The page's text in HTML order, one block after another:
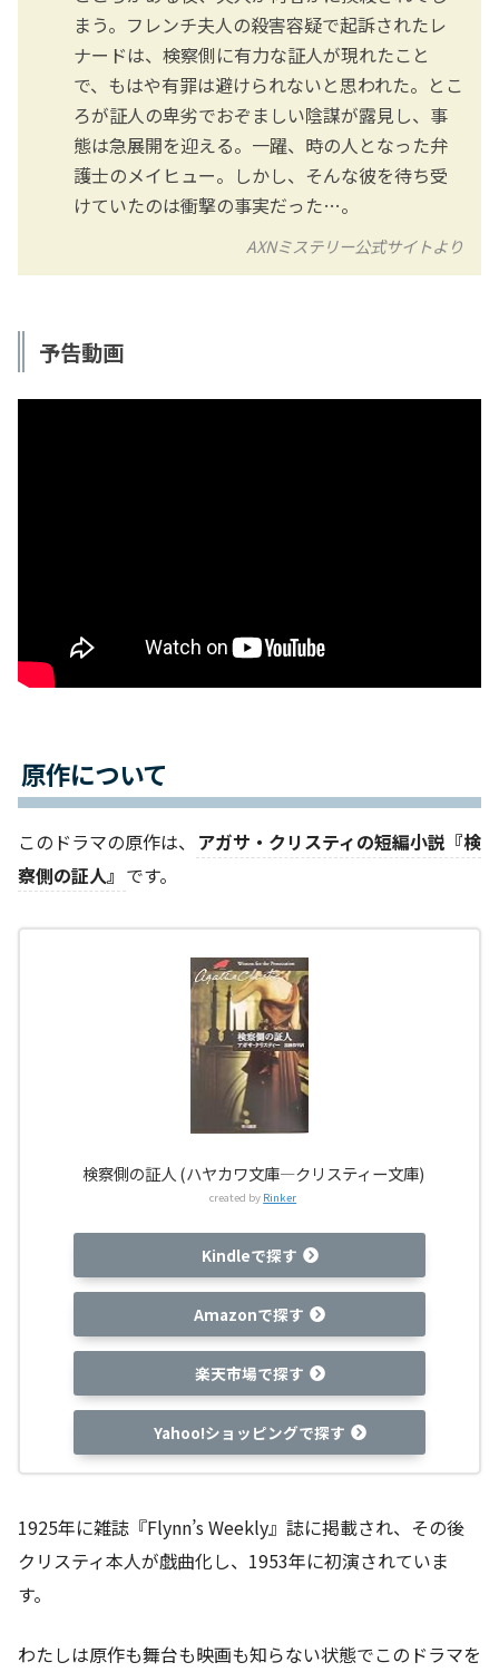
まう。フレンチ夫人の殺害容疑で起訴されたレ
ナードは、検察側に有力な証人が現れたこと
で、もはや有罪は避けられないと思われた。とこ
ろが証人の卑劣でおぞましい陰謀が露見し、事
態は急展開を迎える。一躍、時の人となった弁
護士のメイヒュー。しかし、そんな彼を待ち受
けていたのは衝撃の事実だった…。
AXNミステリー公式サイトより
予告動画
原作について
このドラマの原作は、 アガサ・クリスティの短編小説『検
察側の証人』 です。
検察側の証人 (ハヤカワ文庫―クリスティー文庫)
created by Rinker
Kindleで探す
Amazonで探す
楽天市場で探す
Yahoo!ショッピングで探す
1925年に雑誌『Flynn’s Weekly』誌に掲載され、その後
クリスティ本人が戯曲化し、1953年に初演されていま
す。
わたしは原作も舞台も映画も知らない状態でこのドラマを